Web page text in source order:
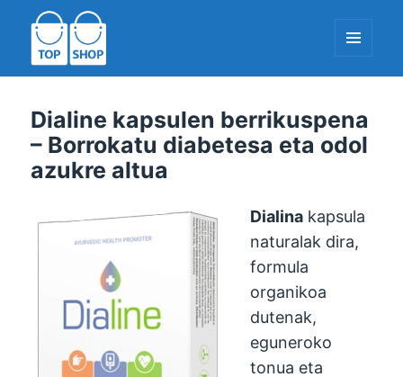
ETA
Dialine kapsulen berrikuspena
– Borrokatu diabetesa eta odol
azukre altua
Dialina kapsula
naturalak dira,
formula
organikoa
dutenak,
eguneroko
tonua eta